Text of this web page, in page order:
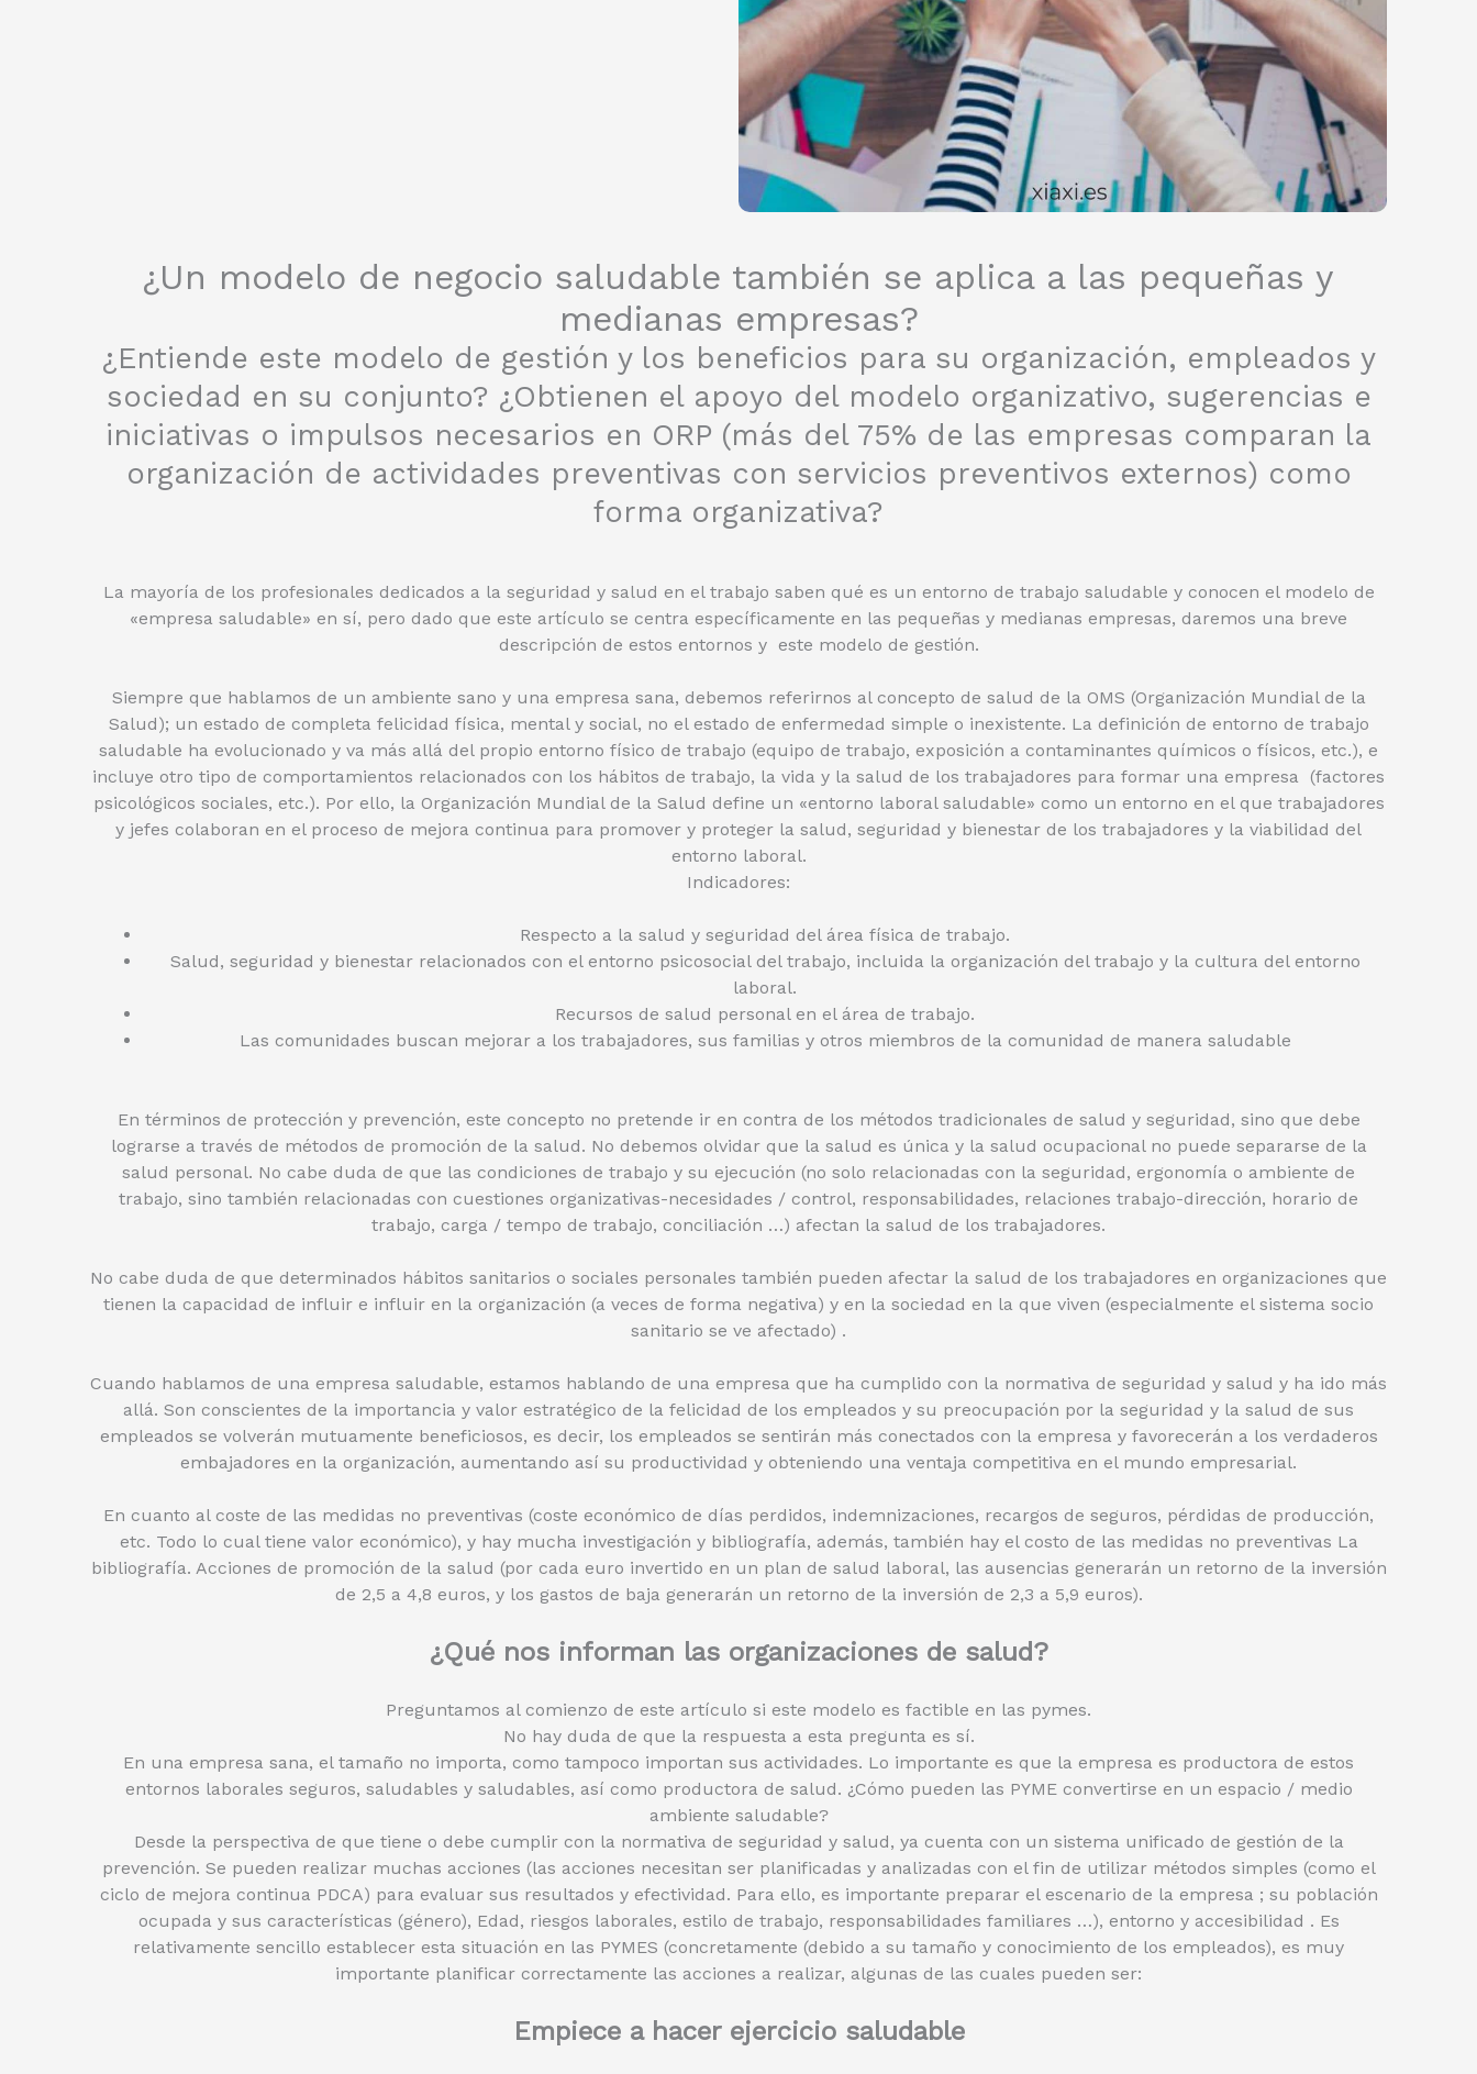
¿Un modelo de negocio saludable también se aplica a las pequeñas y
medianas empresas?
¿Entiende este modelo de gestión y los beneficios para su organización, empleados y
sociedad en su conjunto? ¿Obtienen el apoyo del modelo organizativo, sugerencias e
iniciativas o impulsos necesarios en ORP (más del 75% de las empresas comparan la
organización de actividades preventivas con servicios preventivos externos) como
forma organizativa?
La mayoría de los profesionales dedicados a la seguridad y salud en el trabajo saben qué es un entorno de trabajo saludable y conocen el modelo de
«empresa saludable» en sí, pero dado que este artículo se centra específicamente en las pequeñas y medianas empresas, daremos una breve
descripción de estos entornos y este modelo de gestión.
Siempre que hablamos de un ambiente sano y una empresa sana, debemos referirnos al concepto de salud de la OMS (Organización Mundial de la
Salud); un estado de completa felicidad física, mental y social, no el estado de enfermedad simple o inexistente. La definición de entorno de trabajo
saludable ha evolucionado y va más allá del propio entorno físico de trabajo (equipo de trabajo, exposición a contaminantes químicos o físicos, etc.), e
incluye otro tipo de comportamientos relacionados con los hábitos de trabajo, la vida y la salud de los trabajadores para formar una empresa (factores
psicológicos sociales, etc.). Por ello, la Organización Mundial de la Salud define un «entorno laboral saludable» como un entorno en el que trabajadores
y jefes colaboran en el proceso de mejora continua para promover y proteger la salud, seguridad y bienestar de los trabajadores y la viabilidad del
entorno laboral.
Indicadores:
Respecto a la salud y seguridad del área física de trabajo.
Salud, seguridad y bienestar relacionados con el entorno psicosocial del trabajo, incluida la organización del trabajo y la cultura del entorno
laboral.
Recursos de salud personal en el área de trabajo.
Las comunidades buscan mejorar a los trabajadores, sus familias y otros miembros de la comunidad de manera saludable
En términos de protección y prevención, este concepto no pretende ir en contra de los métodos tradicionales de salud y seguridad, sino que debe
lograrse a través de métodos de promoción de la salud. No debemos olvidar que la salud es única y la salud ocupacional no puede separarse de la
salud personal. No cabe duda de que las condiciones de trabajo y su ejecución (no solo relacionadas con la seguridad, ergonomía o ambiente de
trabajo, sino también relacionadas con cuestiones organizativas-necesidades / control, responsabilidades, relaciones trabajo-dirección, horario de
trabajo, carga / tempo de trabajo, conciliación …) afectan la salud de los trabajadores.
No cabe duda de que determinados hábitos sanitarios o sociales personales también pueden afectar la salud de los trabajadores en organizaciones que
tienen la capacidad de influir e influir en la organización (a veces de forma negativa) y en la sociedad en la que viven (especialmente el sistema socio
sanitario se ve afectado) .
Cuando hablamos de una empresa saludable, estamos hablando de una empresa que ha cumplido con la normativa de seguridad y salud y ha ido más
allá. Son conscientes de la importancia y valor estratégico de la felicidad de los empleados y su preocupación por la seguridad y la salud de sus
empleados se volverán mutuamente beneficiosos, es decir, los empleados se sentirán más conectados con la empresa y favorecerán a los verdaderos
embajadores en la organización, aumentando así su productividad y obteniendo una ventaja competitiva en el mundo empresarial.
En cuanto al coste de las medidas no preventivas (coste económico de días perdidos, indemnizaciones, recargos de seguros, pérdidas de producción,
etc. Todo lo cual tiene valor económico), y hay mucha investigación y bibliografía, además, también hay el costo de las medidas no preventivas La
bibliografía. Acciones de promoción de la salud (por cada euro invertido en un plan de salud laboral, las ausencias generarán un retorno de la inversión
de 2,5 a 4,8 euros, y los gastos de baja generarán un retorno de la inversión de 2,3 a 5,9 euros).
¿Qué nos informan las organizaciones de salud?
Preguntamos al comienzo de este artículo si este modelo es factible en las pymes.
No hay duda de que la respuesta a esta pregunta es sí.
En una empresa sana, el tamaño no importa, como tampoco importan sus actividades. Lo importante es que la empresa es productora de estos
entornos laborales seguros, saludables y saludables, así como productora de salud. ¿Cómo pueden las PYME convertirse en un espacio / medio
ambiente saludable?
Desde la perspectiva de que tiene o debe cumplir con la normativa de seguridad y salud, ya cuenta con un sistema unificado de gestión de la
prevención. Se pueden realizar muchas acciones (las acciones necesitan ser planificadas y analizadas con el fin de utilizar métodos simples (como el
ciclo de mejora continua PDCA) para evaluar sus resultados y efectividad. Para ello, es importante preparar el escenario de la empresa ; su población
ocupada y sus características (género), Edad, riesgos laborales, estilo de trabajo, responsabilidades familiares …), entorno y accesibilidad . Es
relativamente sencillo establecer esta situación en las PYMES (concretamente (debido a su tamaño y conocimiento de los empleados), es muy
importante planificar correctamente las acciones a realizar, algunas de las cuales pueden ser:
Empiece a hacer ejercicio saludable